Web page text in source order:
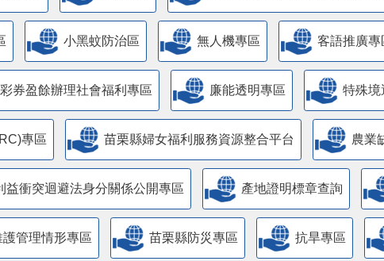
小黑蚊防治區 無人機專區 客語推廣專
券盈餘辦理社會福利專區 廉能透明專區 特殊境
專區 苗栗縣婦女福利服務資源整合平台 農業
益衝突迴避法身分關係公開專區 產地證明標章查詢
管理情形專區 苗栗縣防災專區 抗旱專區